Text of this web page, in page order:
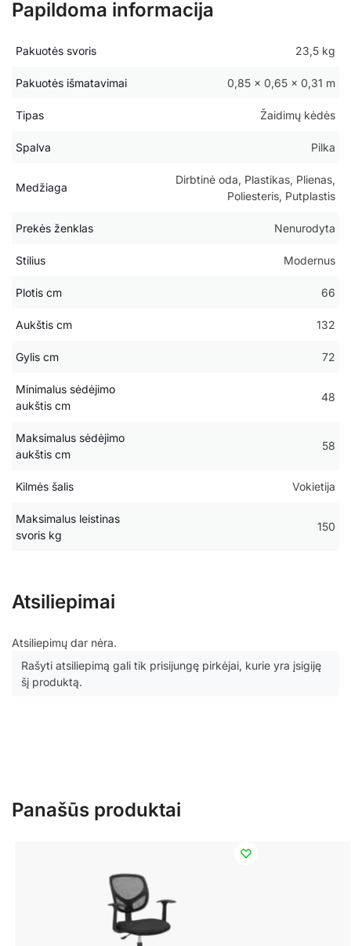
Papildoma informacija
Pakuotės svoris 23,5 kg
Pakuotės išmatavimai 0,85 × 0,65 × 0,31 m
Tipas Žaidimų kėdės
Spalva Pilka
Medžiaga
Dirbtinė oda, Plastikas, Plienas,
Poliesteris, Putplastis
Prekės ženklas Nenurodyta
Stilius Modernus
Plotis cm 66
Aukštis cm 132
Gylis cm 72
Minimalus sėdėjimo
aukštis cm
48
Maksimalus sėdėjimo
aukštis cm
58
Kilmės šalis Vokietija
Maksimalus leistinas
svoris kg
150
Atsiliepimai
Atsiliepimų dar nėra.
Rašyti atsiliepimą gali tik prisijungę pirkėjai, kurie yra įsigiję
šį produktą.
Panašūs produktai